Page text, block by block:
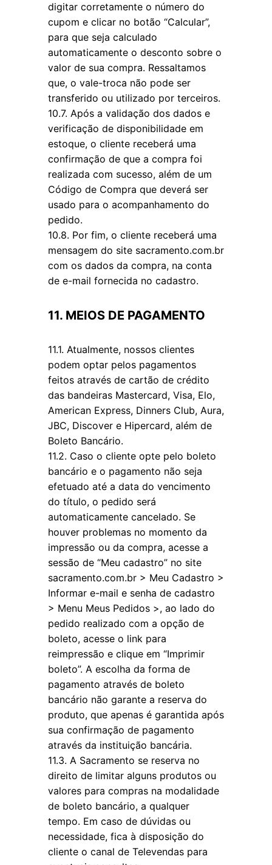
digitar corretamente o número do
cupom e clicar no botão “Calcular”,
para que seja calculado
automaticamente o desconto sobre o
valor de sua compra. Ressaltamos
que, o vale-troca não pode ser
transferido ou utilizado por terceiros.
10.7. Após a validação dos dados e
verificação de disponibilidade em
estoque, o cliente receberá uma
confirmação de que a compra foi
realizada com sucesso, além de um
Código de Compra que deverá ser
usado para o acompanhamento do
pedido.
10.8. Por fim, o cliente receberá uma
mensagem do site sacramento.com.br
com os dados da compra, na conta
de e-mail fornecida no cadastro.
11. MEIOS DE PAGAMENTO
11.1. Atualmente, nossos clientes
podem optar pelos pagamentos
feitos através de cartão de crédito
das bandeiras Mastercard, Visa, Elo,
American Express, Dinners Club, Aura,
JBC, Discover e Hipercard, além de
Boleto Bancário.
11.2. Caso o cliente opte pelo boleto
bancário e o pagamento não seja
efetuado até a data do vencimento
do título, o pedido será
automaticamente cancelado. Se
houver problemas no momento da
impressão ou da compra, acesse a
sessão de “Meu cadastro” no site
sacramento.com.br > Meu Cadastro >
Informar e-mail e senha de cadastro
> Menu Meus Pedidos >, ao lado do
pedido realizado com a opção de
boleto, acesse o link para
reimpressão e clique em “Imprimir
boleto”. A escolha da forma de
pagamento através de boleto
bancário não garante a reserva do
produto, que apenas é garantida após
sua confirmação de pagamento
através da instituição bancária.
11.3. A Sacramento se reserva no
direito de limitar alguns produtos ou
valores para compras na modalidade
de boleto bancário, a qualquer
tempo. Em caso de dúvidas ou
necessidade, fica à disposição do
cliente o canal de Televendas para